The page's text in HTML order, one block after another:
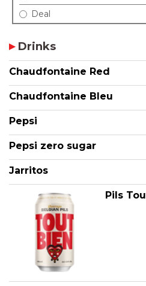
Deal
Drinks
Chaudfontaine Red
Chaudfontaine Bleu
Pepsi
Pepsi zero sugar
Jarritos
Pils